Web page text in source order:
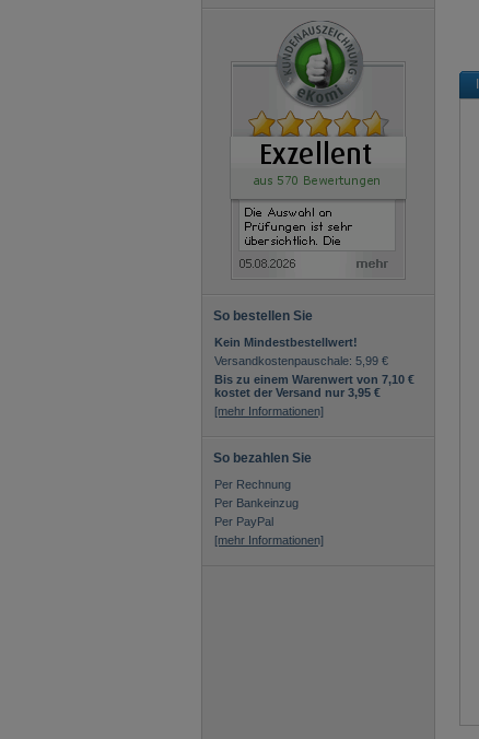
So bestellen Sie
Kein Mindestbestellwert!
Versandkostenpauschale: 5,99 €
Bis zu einem Warenwert von 7,10 €
kostet der Versand nur 3,95 €
[mehr Informationen]
So bezahlen Sie
Per Rechnung
Per Bankeinzug
Per PayPal
[mehr Informationen]